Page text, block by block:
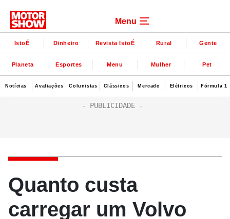
Menu
IstoÉ Dinheiro Revista IstoÉ Rural Gente
Planeta Esportes Menu Mulher Pet
Notícias Avaliações Colunistas Clássicos Mercado Elétricos Fórmula 1
Quanto custa
carregar um Volvo